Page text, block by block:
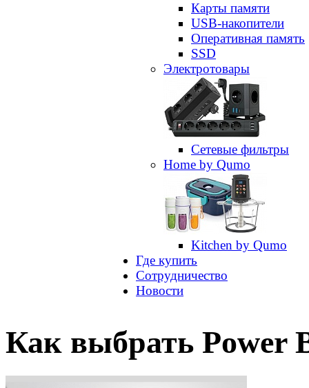
Карты памяти
USB-накопители
Оперативная память
SSD
Электротовары
Сетевые фильтры
Home by Qumo
Kitchen by Qumo
Где купить
Сотрудничество
Новости
Как выбрать Power